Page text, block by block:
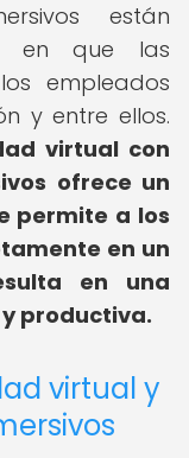
están
en que las
empleados
y entre ellos.
virtual con
ofrece un
permite a los
en un
en una
productiva.
virtual y